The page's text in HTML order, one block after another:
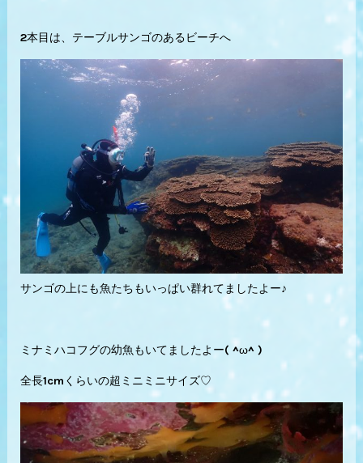
2本目は、テーブルサンゴのあるビーチへ
サンゴの上にも魚たちもいっぱい群れてましたよー♪
ミナミハコフグの幼魚もいてましたよー( ^ω^ )
全長1cmくらいの超ミニミニサイズ♡